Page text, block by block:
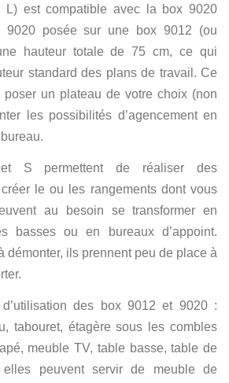
L) est compatible avec la box 9020
9020 posée sur une box 9012 (ou
hauteur totale de 75 cm, ce qui
standard des plans de travail. Ce
un plateau de votre choix (non
les possibilités d’agencement en
S permettent de réaliser des
le ou les rangements dont vous
au besoin se transformer en
basses ou en bureaux d’appoint.
démonter, ils prennent peu de place à
d’utilisation des box 9012 et 9020 :
tabouret, étagère sous les combles
meuble TV, table basse, table de
peuvent servir de meuble de